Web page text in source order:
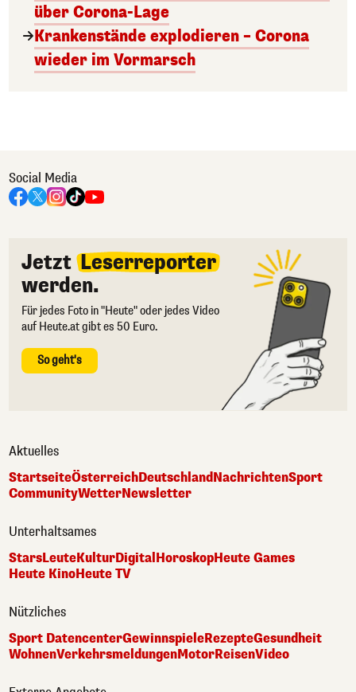
über Corona-Lage
Krankenstände explodieren – Corona
wieder im Vormarsch
Social Media
Jetzt Leserreporter
werden.
Für jedes Foto in "Heute" oder jedes Video
auf Heute.at gibt es 50 Euro.
So geht's
Aktuelles
StartseiteÖsterreichDeutschlandNachrichtenSport
CommunityWetterNewsletter
Unterhaltsames
StarsLeuteKulturDigitalHoroskopHeute Games
Heute KinoHeute TV
Nützliches
Sport DatencenterGewinnspieleRezepteGesundheit
WohnenVerkehrsmeldungenMotorReisenVideo